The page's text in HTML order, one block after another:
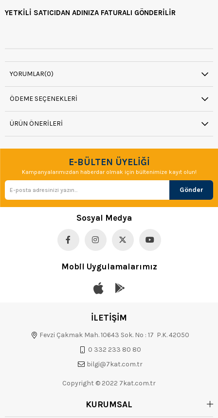
YETKİLİ SATICIDAN ADINIZA FATURALI GÖNDERİLİR
YORUMLAR(0)
ÖDEME SEÇENEKLERI
ÜRÜN ÖNERILERI
E-BÜLTEN ÜYELİĞİ
Kampanyalarımızdan haberdar olmak için bültenimize kayıt olun!
Gönder
Sosyal Medya
Mobil Uygulamalarımız
İLETİŞİM
Fevzi Çakmak Mah. 10643 Sok. No : 17 P.K. 42050
0 332 233 80 80
bilgi@7kat.com.tr
Copyright © 2022 7kat.com.tr
KURUMSAL